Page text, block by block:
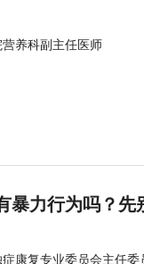
养科副主任医师
暴力行为吗？先
康复专业委员会主任委